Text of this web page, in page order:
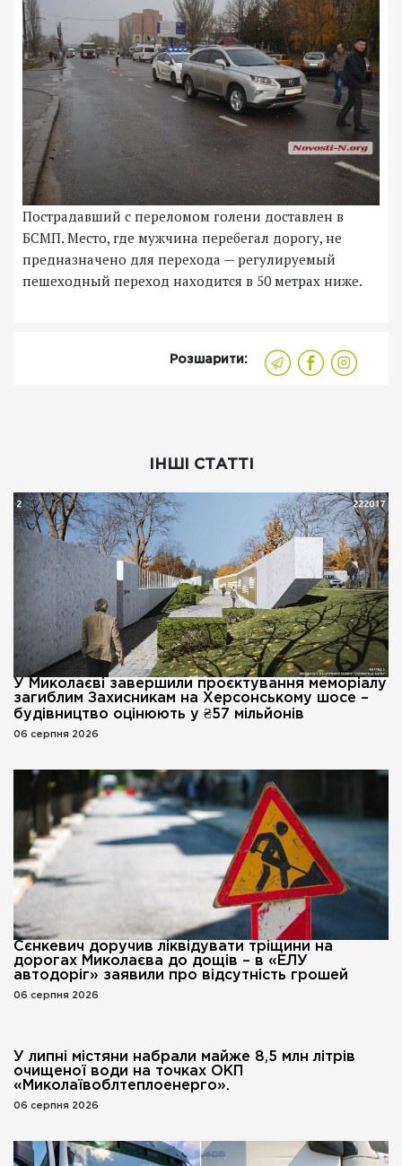
Пострадавший с переломом голени доставлен в
БСМП. Место, где мужчина перебегал дорогу, не
предназначено для перехода — регулируемый
пешеходный переход находится в 50 метрах ниже.
Розшарити:
ІНШІ СТАТТІ
У Миколаєві завершили проєктування меморіалу
загиблим Захисникам на Херсонському шосе –
будівництво оцінюють у ₴57 мільйонів
06 серпня 2026
Сєнкевич доручив ліквідувати тріщини на
дорогах Миколаєва до дощів – в «ЕЛУ
автодоріг» заявили про відсутність грошей
06 серпня 2026
У липні містяни набрали майже 8,5 млн літрів
очищеної води на точках ОКП
«Миколаївоблтеплоенерго».
06 серпня 2026